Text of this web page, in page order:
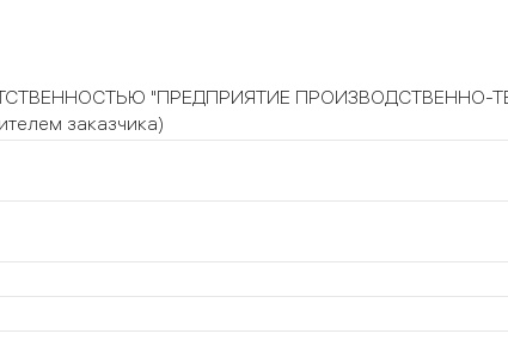
"ПРЕДПРИЯТИЕ ПРОИЗВОДСТВЕННО-
заказчика)